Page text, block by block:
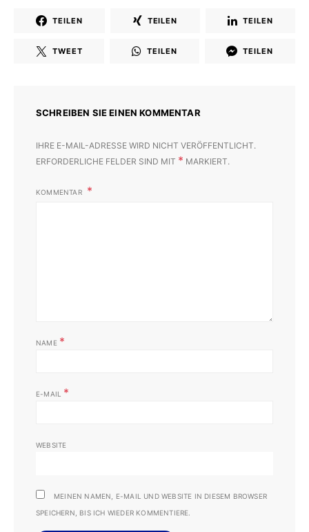
TEILEN TEILEN TEILEN
TWEET TEILEN TEILEN
SCHREIBEN SIE EINEN KOMMENTAR
IHRE E-MAIL-ADRESSE WIRD NICHT VERÖFFENTLICHT.
ERFORDERLICHE FELDER SIND MIT * MARKIERT.
KOMMENTAR
NAME *
E-MAIL *
WEBSITE
MEINEN NAMEN, E-MAIL UND WEBSITE IN DIESEM BROWSER
SPEICHERN, BIS ICH WIEDER KOMMENTIERE.